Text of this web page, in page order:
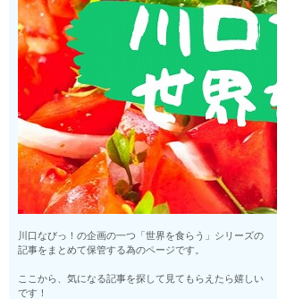
川口なびっ！の企画の一つ「世界を食らう」シリーズの
記事をまとめて保管する為のページです。
ここから、気になる記事を探して見てもらえたら嬉しい
です！